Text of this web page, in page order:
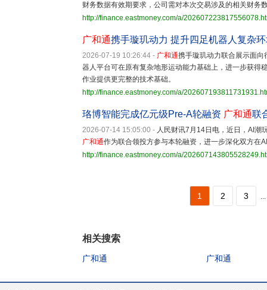
财务数据有效期要求，公司需对本次交易涉及的相关财务
http://finance.eastmoney.com/a/
广和通携手璇玑动力 提升四足机器人复杂
2026-07-19 10:26:44 - 广和通携手璇玑动力联合展示面
器人平台可在原有复杂地形运动能力基础上，进一步获得
作业提供更完整的技术基础。
http://finance.eastmoney.com/a/
珞博智能完成亿元级Pre-A轮融资 广和通联
2026-07-14 15:05:00 - 人民财讯7月14日电，近日，AI潮
广和通作为联合领投方参与本轮融资，进一步深化双方在
http://finance.eastmoney.com/a/
1 2 3 ...
相关搜索
广和通 广和通